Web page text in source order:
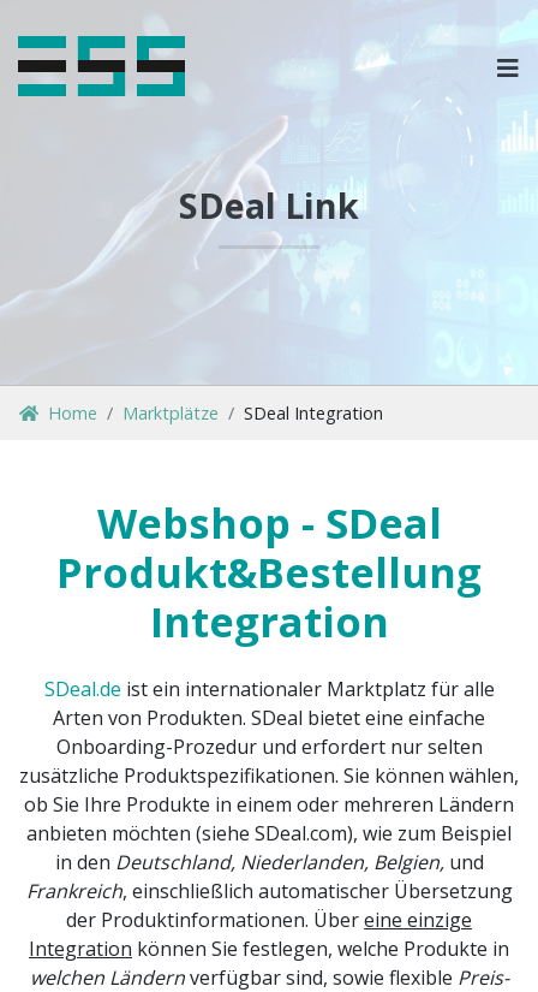
SDeal Link
Home Marktplätze SDeal Integration
Webshop - SDeal
Produkt&Bestellung
Integration
SDeal.de ist ein internationaler Marktplatz für alle
Arten von Produkten. SDeal bietet eine einfache
Onboarding-Prozedur und erfordert nur selten
zusätzliche Produktspezifikationen. Sie können wählen,
ob Sie Ihre Produkte in einem oder mehreren Ländern
anbieten möchten (siehe SDeal.com), wie zum Beispiel
in den Deutschland, Niederlanden, Belgien, und
Frankreich, einschließlich automatischer Übersetzung
der Produktinformationen. Übereine einzige
Integration können Sie festlegen, welche Produkte in
welchen Ländernverfügbar sind, sowie flexible Preis-
OPLOSSINGEN
MARKETPLACES & DATAFEEDS
WEBSHOPTYPES
CONTACT